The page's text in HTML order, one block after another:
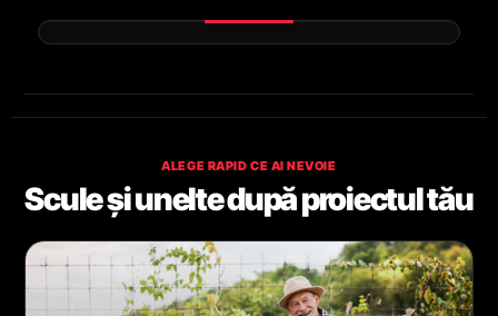
ALEGE RAPID CE AI NEVOIE
Scule și unelte după proiectul tău